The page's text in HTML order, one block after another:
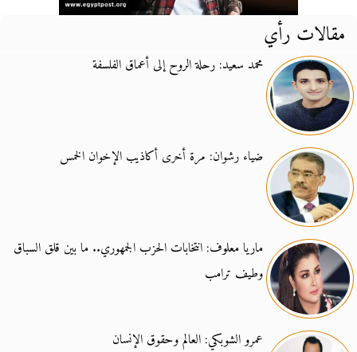
مقالات رأي
محمد سعيد: رحلة الروح إلى أعماق الفلسفة
ضياء رشوان: مرة أخرى أكاذيب الإخوان الخمس
ماريا معلوف: انتخابات الحزب الجمهوري.. ما بين قلق السباق
وطيف ترامب
عمرو الشوبكي: العالم وحقوق الإنسان